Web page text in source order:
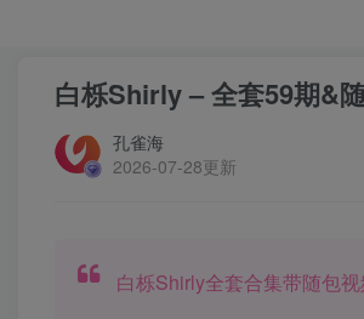
白栎Shirly – 全套59期&
孔雀海
2026-07-28更新
白栎Shirly全套合集带随包